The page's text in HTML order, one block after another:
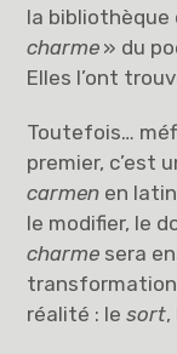
la bibliothèque
charme » du
Elles l’ont
Toutefois…
premier, c’est
carmen en
le modifier, le
charme sera
réalité : lesort,